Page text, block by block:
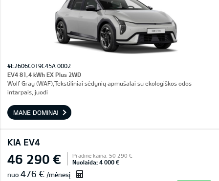
#E2606C019C45A 0002
EV4 81,4 kWh EX Plus 2WD
Wolf Gray (WAF),Tekstiliniai sėdynių apmušalai su ekologiškos odos
intarpais, juodi
MANE DOMINA!
KIA EV4
46 290 € Pradinė kaina: 50 290 €
Nuolaida: 4 000 €
nuo 476 € /mėnesį